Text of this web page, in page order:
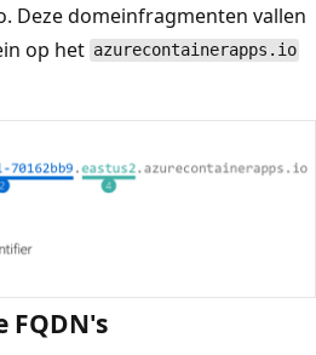
Deze domeinfragmenten vallen
op het azurecontainerapps.io
FQDN's